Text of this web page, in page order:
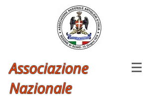
Associazione
Nazionale